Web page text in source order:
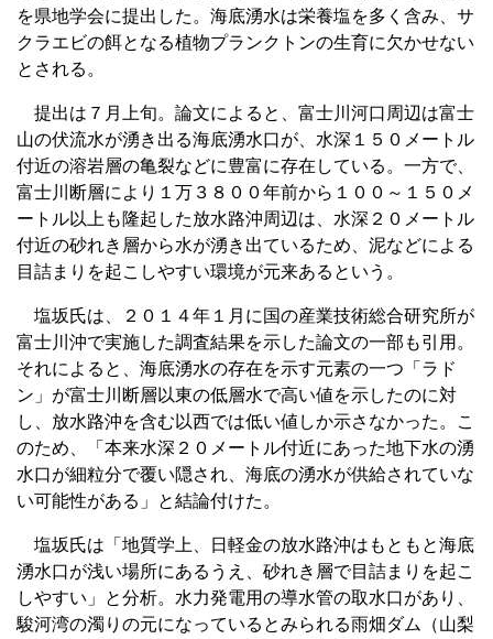
を県地学会に提出した。海底湧水は栄養塩を多く含み、サ
クラエビの餌となる植物プランクトンの生育に欠かせない
とされる。
提出は７月上旬。論文によると、富士川河口周辺は富士
山の伏流水が湧き出る海底湧水口が、水深１５０メートル
付近の溶岩層の亀裂などに豊富に存在している。一方で、
富士川断層により１万３８００年前から１００～１５０メ
ートル以上も隆起した放水路沖周辺は、水深２０メートル
付近の砂れき層から水が湧き出ているため、泥などによる
目詰まりを起こしやすい環境が元来あるという。
塩坂氏は、２０１４年１月に国の産業技術総合研究所が
富士川沖で実施した調査結果を示した論文の一部も引用。
それによると、海底湧水の存在を示す元素の一つ「ラド
ン」が富士川断層以東の低層水で高い値を示したのに対
し、放水路沖を含む以西では低い値しか示さなかった。こ
のため、「本来水深２０メートル付近にあった地下水の湧
水口が細粒分で覆い隠され、海底の湧水が供給されていな
い可能性がある」と結論付けた。
塩坂氏は「地質学上、日軽金の放水路沖はもともと海底
湧水口が浅い場所にあるうえ、砂れき層で目詰まりを起こ
しやすい」と分析。水力発電用の導水管の取水口があり、
駿河湾の濁りの元になっているとみられる雨畑ダム（山梨